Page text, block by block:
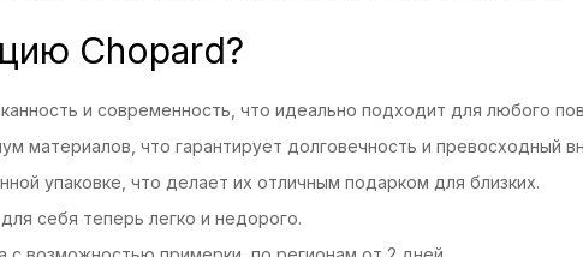
Chopard?
и современность, что идеально подходит для любого
материалов, что гарантирует долговечность и превосходный
упаковке, что делает их отличным подарком для близких.
себя теперь легко и недорого.